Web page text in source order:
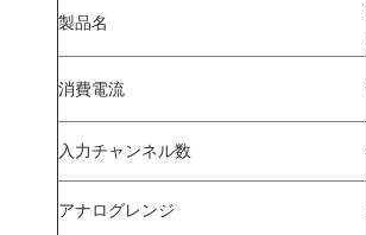
製品名
消費電流
入力チャンネル数
アナログレンジ